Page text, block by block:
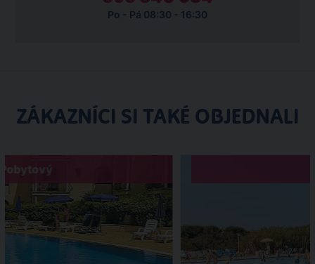
Po - Pá 08:30 - 16:30
ZÁKAZNÍCI SI TAKÉ OBJEDNALI